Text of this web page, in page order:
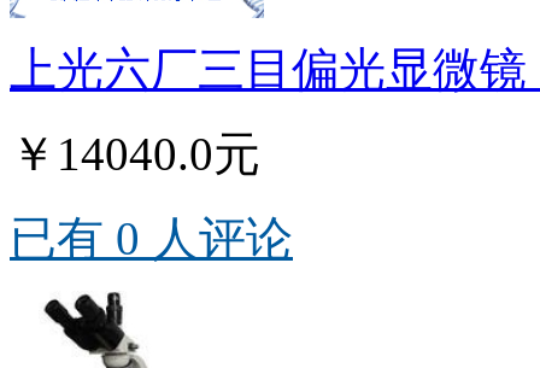
上光六厂三目偏光显微镜
￥14040.0元
已有 0 人评论